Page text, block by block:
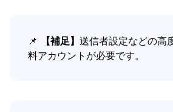
Pinned-messages
📌 【補足】 送信者設定などの高
料アカウントが必要です。